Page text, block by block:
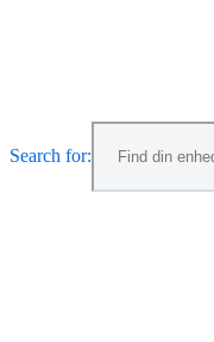
Search for: